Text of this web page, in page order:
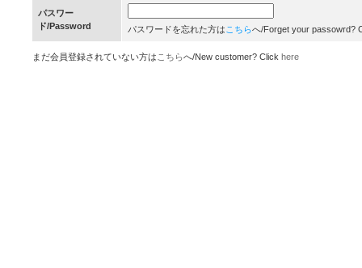
パスワー
ド/Password
パスワードを忘れた方は こちらへ/Forget your passowrd?
まだ会員登録されていない方は こちらへ/New customer? Click here